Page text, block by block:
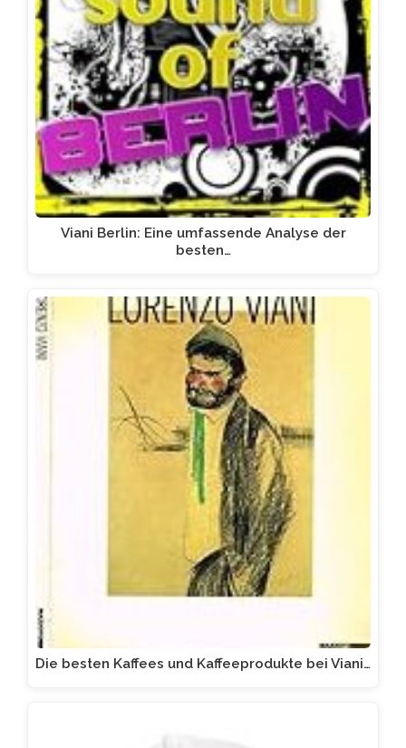
Viani Berlin: Eine umfassende Analyse der
besten…
Die besten Kaffees und Kaffeeprodukte bei Viani…